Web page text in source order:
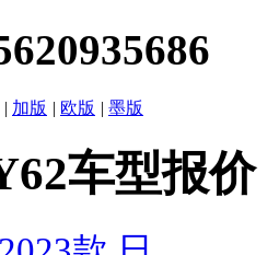
| 加版 | 欧版 | 墨版
车型报价